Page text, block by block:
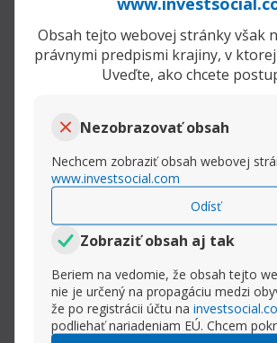
Obsah tejto webovej stránky však
právnymi predpismi krajiny, v ktorej
Uveďte, ako chcete
Nezobrazovať obsah
Nechcem zobraziť obsah webovej
www.investsocial.com
Odísť
Zobraziť obsah aj tak
Beriem na vedomie, že obsah tejto
nie je určený na propagáciu medzi
že po registrácii účtu na
podliehať nariadeniam EÚ. Chcem
umožňujú ostatným
pozície.:respect:
týždeň ago Aud/jpy
cooper.vandervort
Senior člen
K dnešnému dňu menový pár
pokračuje v pohybe v rámci
informácia umožňuje pochopiť, že
strane predajcov. Po tom, čo